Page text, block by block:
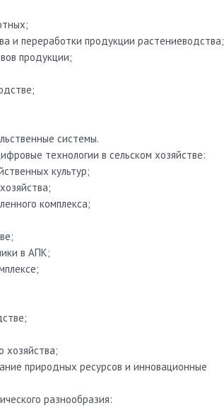
и переработки продукции растениеводства;
продукции;
системы.
технологии в сельском хозяйстве:
культур;
комплекса;
в АПК;
хозяйства;
природных ресурсов и инновационные
разнообразия: